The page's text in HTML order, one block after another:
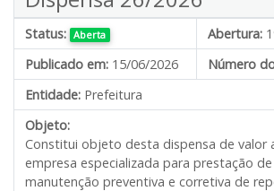
Status: Aberta Abertura:
Publicado em: 15/06/2026 Número
Entidade: Prefeitura
Objeto:
Constitui objeto desta dispensa de valor
empresa especializada para prestação
manutenção preventiva e corretiva de